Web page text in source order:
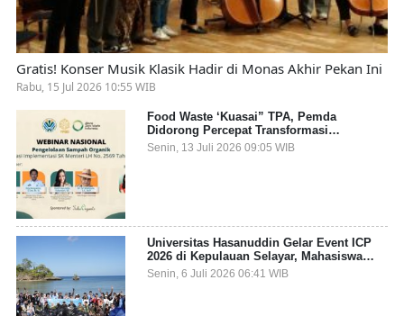
Gratis! Konser Musik Klasik Hadir di Monas Akhir Pekan Ini
Rabu, 15 Jul 2026 10:55 WIB
Food Waste ‘Kuasai” TPA, Pemda
Didorong Percepat Transformasi
Pengelolaan Sampah Organik dari Sumber
Senin, 13 Juli 2026 09:05 WIB
Universitas Hasanuddin Gelar Event ICP
2026 di Kepulauan Selayar, Mahasiswa
dari 27 Negara Jadi Partisipan
Senin, 6 Juli 2026 06:41 WIB